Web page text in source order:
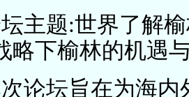
主题:世界了解
略下榆林的机遇
论坛旨在为海内